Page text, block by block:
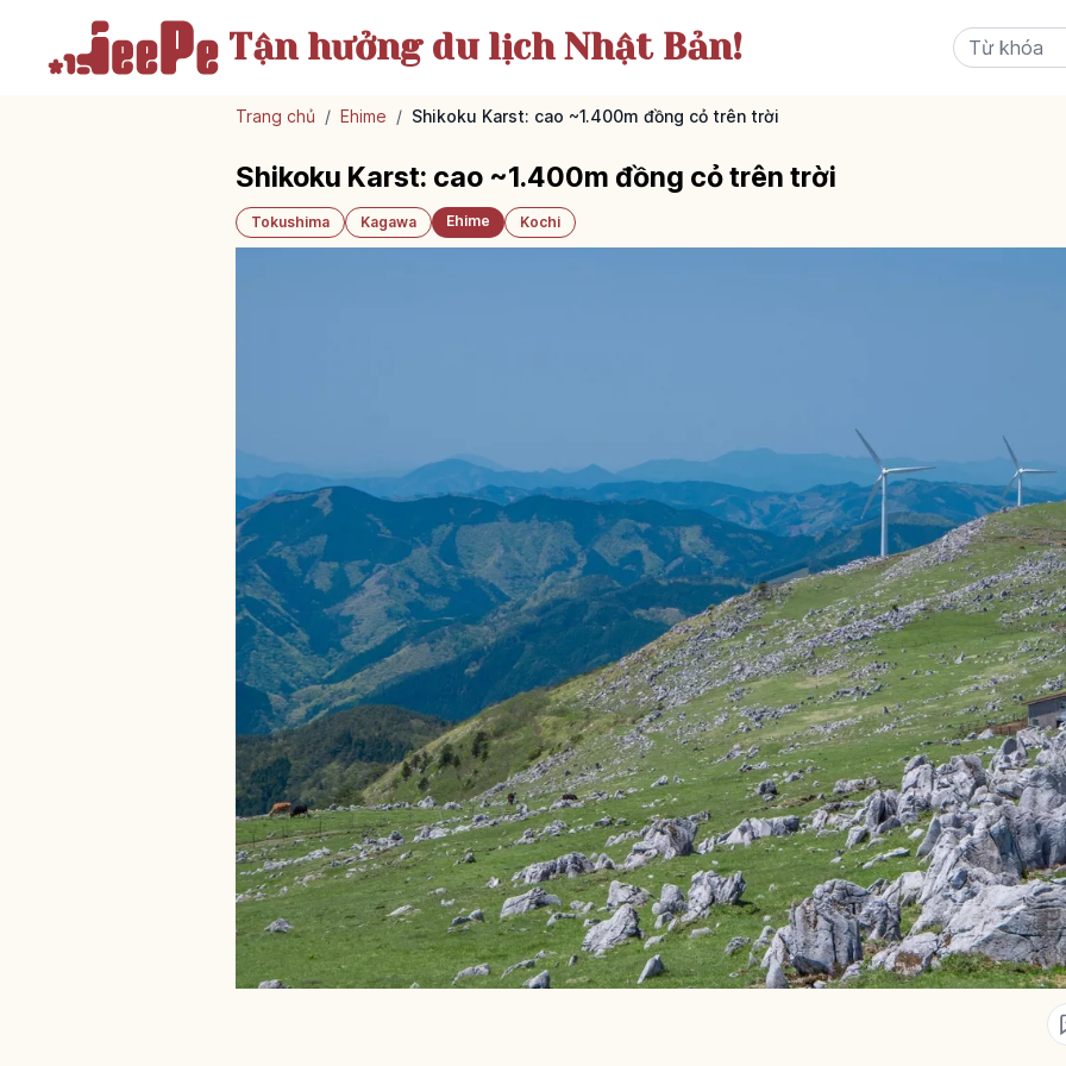
Tận hưởngdu lịch Nhật Bản!
Trang chủ / Ehime / Shikoku Karst: cao ~1.400m đồng cỏ trên trời
Shikoku Karst: cao ~1.400m đồng cỏ trên trời
Tokushima Kagawa Ehime Kochi